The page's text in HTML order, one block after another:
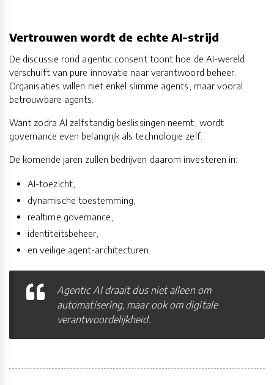
Vertrouwen wordt de echte AI-strijd
De discussie rond agentic consent toont hoe de AI-wereld
verschuift van pure innovatie naar verantwoord beheer.
Organisaties willen niet enkel slimme agents, maar vooral
betrouwbare agents.
Want zodra AI zelfstandig beslissingen neemt, wordt
governance even belangrijk als technologie zelf.
De komende jaren zullen bedrijven daarom investeren in:
AI-toezicht,
dynamische toestemming,
realtime governance,
identiteitsbeheer,
en veilige agent-architecturen.
Agentic AI draait dus niet alleen om
automatisering, maar ook om digitale
verantwoordelijkheid.